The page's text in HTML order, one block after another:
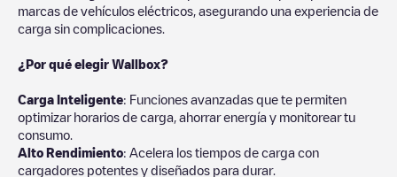
marcas de vehículos eléctricos, asegurando una experiencia de
carga sin complicaciones.
¿Por qué elegir Wallbox?
Carga Inteligente: Funciones avanzadas que te permiten
optimizar horarios de carga, ahorrar energía y monitorear tu
consumo.
Alto Rendimiento: Acelera los tiempos de carga con
cargadores potentes y diseñados para durar.